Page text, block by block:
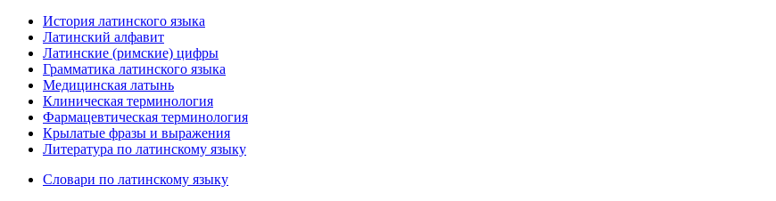
История латинского языка
Латинский алфавит
Латинские (римские) цифры
Грамматика латинского языка
Медицинская латынь
Клиническая терминология
Фармацевтическая терминология
Крылатые фразы и выражения
Литература по латинскому языку
Словари по латинскому языку